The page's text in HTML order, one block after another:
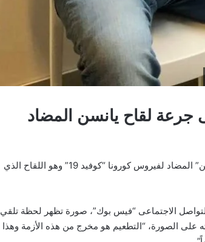
جرعة لقاح يانسن المضاد
تلقى رئيس الوزراء الهولندي، مارك روته، جرعة من لقاح “يانسن” المضاد لفيروس كورونا “كوفيد 19” وهو اللقاح الذي
الاجتماعى “فيس بوك”، صورة تظهر لحظة تلقي
على الصورة، “التطعيم هو مخرج من هذه الأزمة وهذا